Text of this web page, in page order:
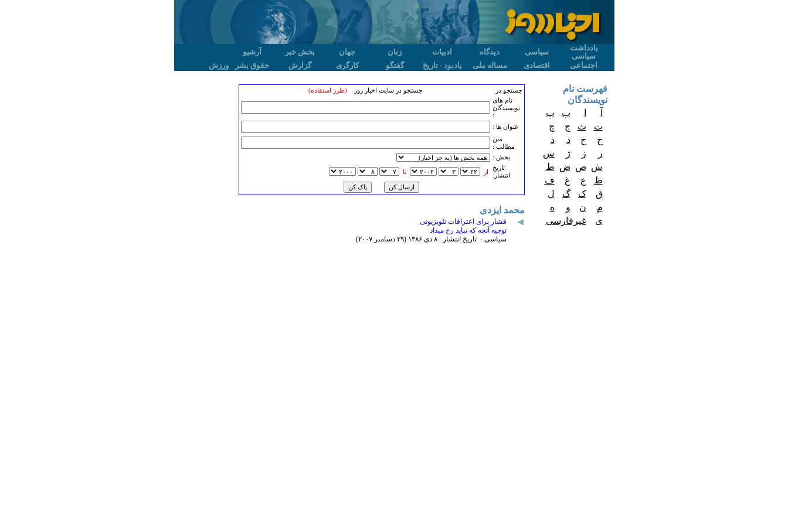
یادداشت
سیاسی
سیاسی دیدگاه ادبیات زنان جهان بخش خبر
آرشیو
اجتماعی
اقتصادی مساله ملی یادبود - تاریخ گفتگو کارگری گزارش حقوق بشر ورزش
جستجو در جستجو در سایت اخبار روز(طرز استفاده)
نام های
نویسندگان
:
عنوان ها :
متن
مطالب :
بخش :
تاريخ
انتشار:
از تا
محمد ایزدی
فشار برای اعترافات تلویزیونی
توجیه آنچه که نباید رخ میداد
سیاسی - تاریخ انتشار : ٨ دی ۱٣٨۶ (۲۹ دسامبر ۲۰۰۷)
فهرست نام
نویسندگان
ب
پ
ت
ث ج
چ
ح
خ د
ذ
ر
ز ژ
س
ش ص ض ط
ظ
ع غ
ف
ق
ک گ
ل
م
ن و
ه
ی
غیرفارسی